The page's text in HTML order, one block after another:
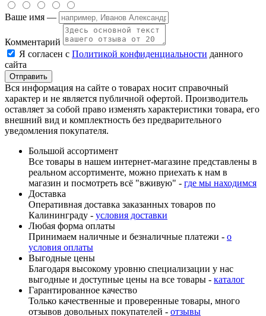
Ваше имя —
Комментарий
Я согласен с Политикой конфиденциальности данного
сайта
Вся информация на сайте о товарах носит справочный
характер и не является публичной офертой. Производитель
оставляет за собой право изменять характеристики товара, его
внешний вид и комплектность без предварительного
уведомления покупателя.
Большой ассортимент
Все товары в нашем интернет-магазине представлены в
реальном ассортименте, можно приехать к нам в
магазин и посмотреть всё "вживую" - где мы находимся
Доставка
Оперативная доставка заказанных товаров по
Калининграду - условия доставки
Любая форма оплаты
Принимаем наличные и безналичные платежи - о
условия оплаты
Выгодные цены
Благодаря высокому уровню специализации у нас
выгодные и доступные цены на все товары - каталог
Гарантированное качество
Только качественные и проверенные товары, много
отзывов довольных покупателей - отзывы